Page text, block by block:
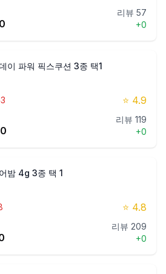
리뷰 57
+0
이 파워 픽스쿠션 3종 택1
⭐ 4.9
리뷰 119
+0
밤 4g 3종 택 1
⭐ 4.8
리뷰 209
+0